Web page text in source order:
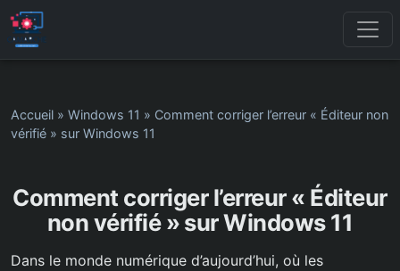
Accueil » Windows 11 » Comment corriger l’erreur « Éditeur non
vérifié » sur Windows 11
Comment corriger l’erreur « Éditeur
non vérifié » sur Windows 11
Dans le monde numérique d’aujourd’hui, où les